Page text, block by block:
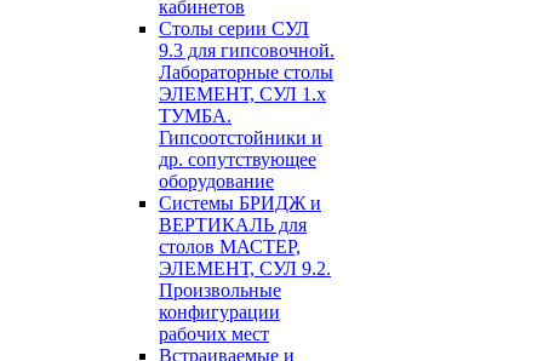
кабинетов
Столы серии СУЛ
9.3 для гипсовочной.
Лабораторные столы
ЭЛЕМЕНТ, СУЛ 1.х
ТУМБА.
Гипсоотстойники и
др. сопутствующее
оборудование
Системы БРИДЖ и
ВЕРТИКАЛЬ для
столов МАСТЕР,
ЭЛЕМЕНТ, СУЛ 9.2.
Произвольные
конфигурации
рабочих мест
Встраиваемые и